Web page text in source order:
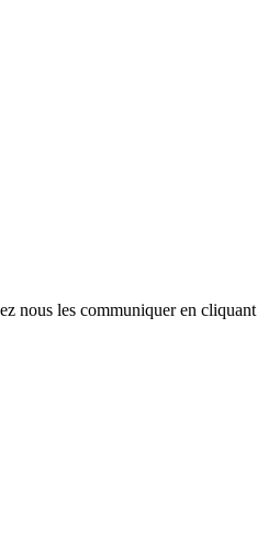
nous les communiquer en cliquant